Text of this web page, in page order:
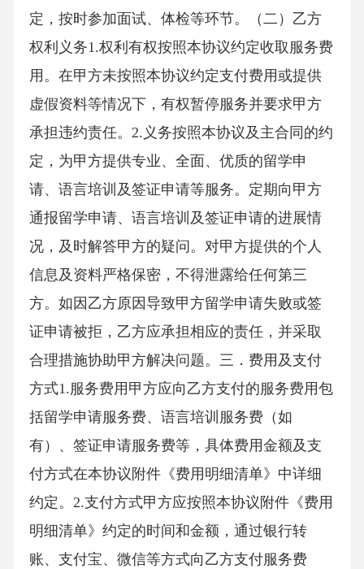
定，按时参加面试、体检等环节。（二）乙方
权利义务1.权利有权按照本协议约定收取服务费
用。在甲方未按照本协议约定支付费用或提供
虚假资料等情况下，有权暂停服务并要求甲方
承担违约责任。2.义务按照本协议及主合同的约
定，为甲方提供专业、全面、优质的留学申
请、语言培训及签证申请等服务。定期向甲方
通报留学申请、语言培训及签证申请的进展情
况，及时解答甲方的疑问。对甲方提供的个人
信息及资料严格保密，不得泄露给任何第三
方。如因乙方原因导致甲方留学申请失败或签
证申请被拒，乙方应承担相应的责任，并采取
合理措施协助甲方解决问题。三．费用及支付
方式1.服务费用甲方应向乙方支付的服务费用包
括留学申请服务费、语言培训服务费（如
有）、签证申请服务费等，具体费用金额及支
付方式在本协议附件《费用明细清单》中详细
约定。2.支付方式甲方应按照本协议附件《费用
明细清单》约定的时间和金额，通过银行转
账、支付宝、微信等方式向乙方支付服务费